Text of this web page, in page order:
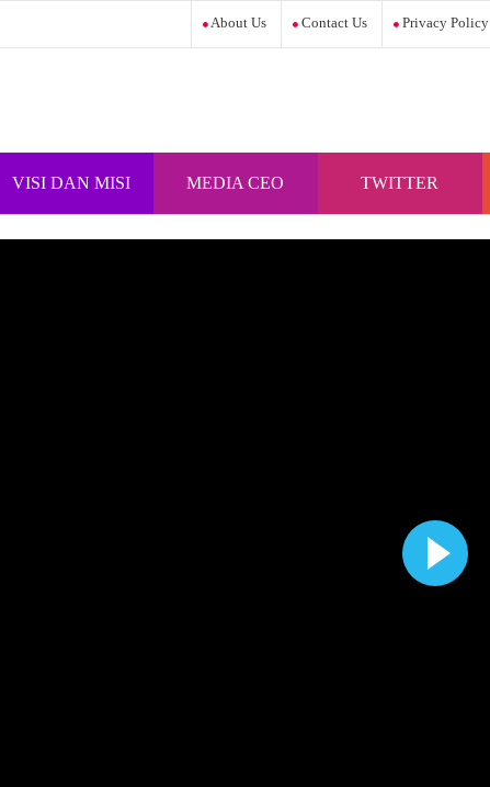
About Us Contact Us Privacy Policy
VISI DAN MISI
CEO INDONESIA
MEDIA CEO
INDONESIA
TWITTER